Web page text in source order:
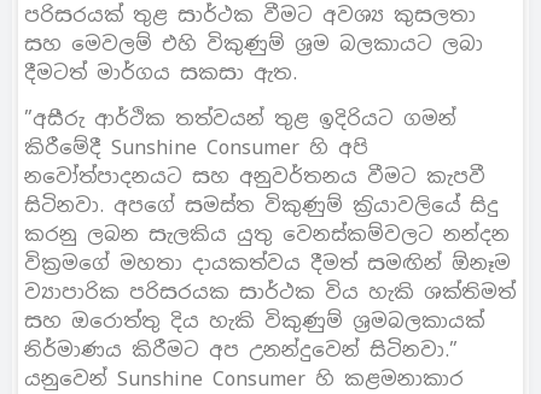
පරිසරයක් තුළ සාර්ථක වීමට අවශ්‍ය කුසලතා
සහ මෙවලම් එහි විකුණුම් ශ‍්‍රම බලකායට ලබා
දීමටත් මාර්ගය සකසා ඇත.
”අසීරු ආර්ථික තත්වයන් තුළ ඉදිරියට ගමන්
කිරීමේදී Sunshine Consumer හි අපි
නවෝත්පාදනයට සහ අනුවර්තනය වීමට කැපවී
සිටිනවා. අපගේ සමස්ත විකුණුම් ක‍්‍රියාවලියේ සිදු
කරනු ලබන සැලකිය යුතු වෙනස්කම්වලට නන්දන
වික‍්‍රමගේ මහතා දායකත්වය දීමත් සමඟින් ඕනෑම
ව්‍යාපාරික පරිසරයක සාර්ථක විය හැකි ශක්තිමත්
සහ ඔරොත්තු දිය හැකි විකුණුම් ශ‍්‍රමබලකායක්
නිර්මාණය කිරීමට අප උනන්දුවෙන් සිටිනවා.”
යනුවෙන් Sunshine Consumer හි කළමනාකාර